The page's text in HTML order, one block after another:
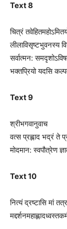
Text 8
चित्रं
लीलाविसृष्टभुवनस्य
सर्वात्मन:
भक्तप्रियो यदसि
Text 9
श्रीभगवानुवाच
वत्स प्रह्लाद भद्रं ते
मोदमान: स्वपौत्रेण
Text 10
नित्यं द्रष्टासि मां